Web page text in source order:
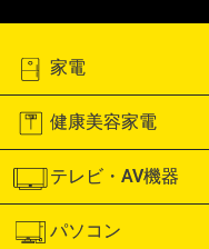
家電
健康美容家電
テレビ・AV機器
パソコン